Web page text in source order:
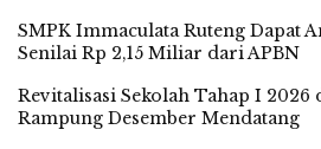
SMPK Immaculata Ruteng Dapat
Senilai Rp 2,15 Miliar dari APBN
Revitalisasi Sekolah Tahap I 2026
Rampung Desember Mendatang